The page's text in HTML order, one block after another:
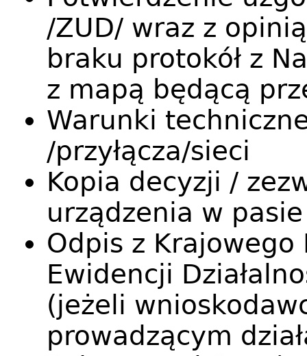
/ZUD/ wraz z
braku protokół z
z mapą będącą
Warunki
/przyłącza/sieci
Kopia decyzji /
urządzenia w
Odpis z Krajowego
Ewidencji
(jeżeli
prowadzącym